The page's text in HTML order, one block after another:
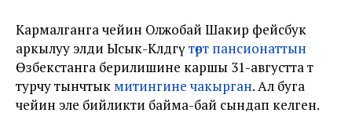
Кармалганга чейин Олжобай Шакир фейсбук
аркылуу элди Ысык-Көлдөгүтөрт пансионаттын
Өзбекстанга берилишине каршы 31-августта өтө
турчу тынчтык митингине чакырган. Ал буга
чейин эле бийликти байма-бай сындап келген.